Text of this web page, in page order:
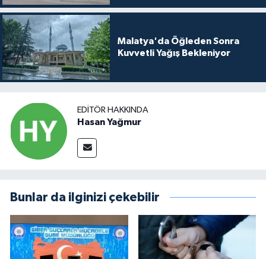
Malatya'da Öğleden Sonra
Kuvvetli Yağış Bekleniyor
EDITÖR HAKKINDA
Hasan Yağmur
Bunlar da ilginizi çekebilir